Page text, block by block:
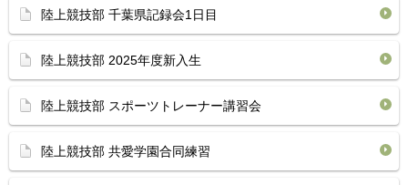
陸上競技部 千葉県記録会1日目
陸上競技部 2025年度新入生
陸上競技部 スポーツトレーナー講習会
陸上競技部 共愛学園合同練習